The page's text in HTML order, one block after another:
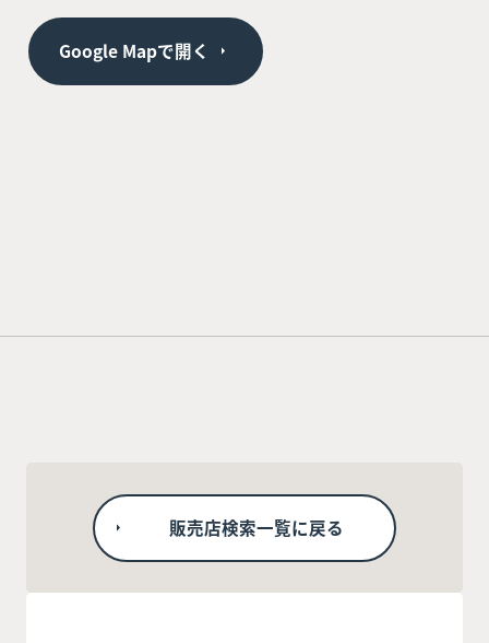
Google Mapで開く
販売店検索一覧に戻る